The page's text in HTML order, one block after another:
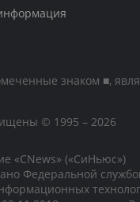
знаком ■,
© 1995 – 2026
«CNews» («СиНьюс»)
Федеральной